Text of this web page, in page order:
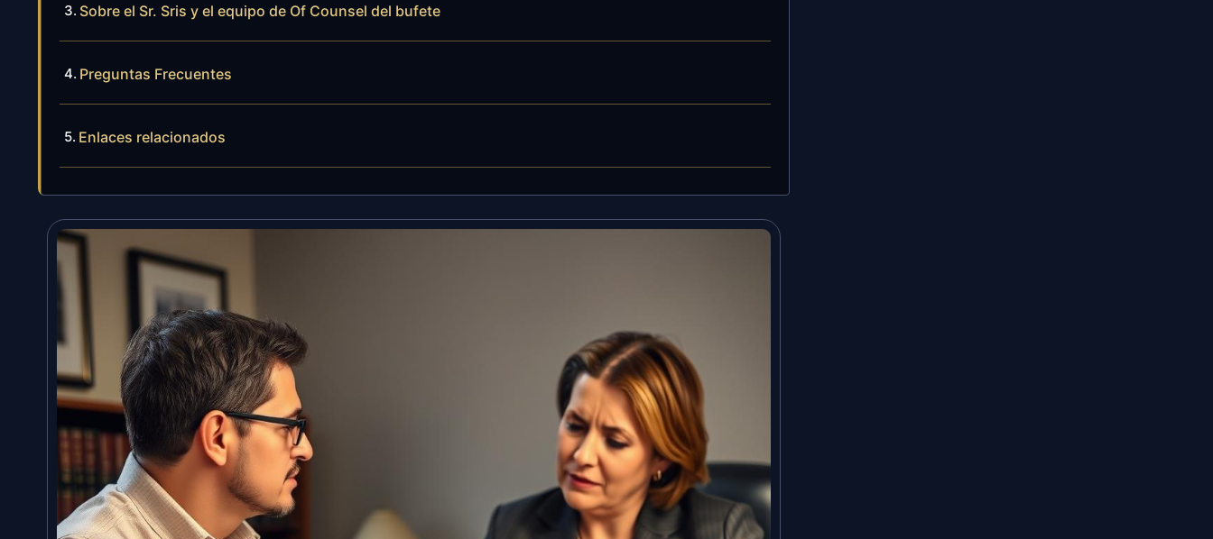
Sobre el Sr. Sris y el equipo de Of Counsel del bufete
Preguntas Frecuentes
Enlaces relacionados